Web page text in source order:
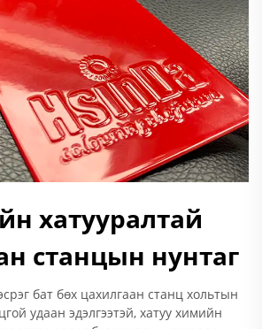
хатууралтай
станцын нунтаг
бат бөх цахилгаан станц хольтын
удаан эдэлгээтэй, хатуу химийн